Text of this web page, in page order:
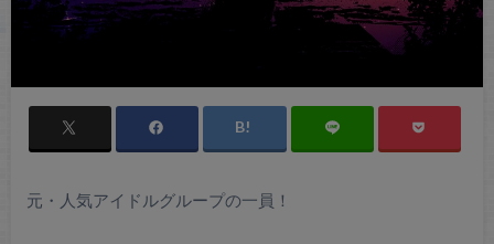
元・人気アイドルグループの一員！